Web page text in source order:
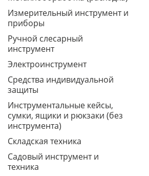
Измерительный инструмент и
приборы
Ручной слесарный
инструмент
Электроинструмент
Средства индивидуальной
защиты
Инструментальные кейсы,
сумки, ящики и рюкзаки (без
инструмента)
Складская техника
Садовый инструмент и
техника